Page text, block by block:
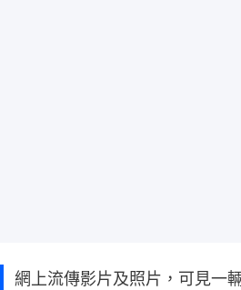
網上流傳影片及照片，可見一